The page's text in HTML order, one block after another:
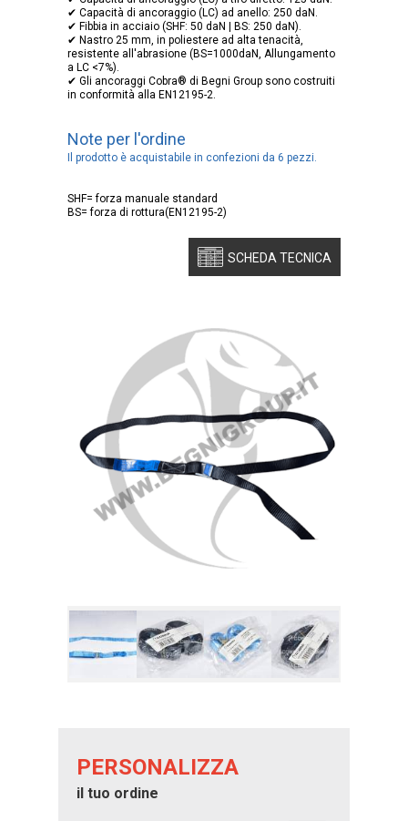
✔ Capacità di ancoraggio (LC) ad anello: 250 daN.
✔ Fibbia in acciaio (SHF: 50 daN | BS: 250 daN).
✔ Nastro 25 mm, in poliestere ad alta tenacità,
resistente all'abrasione (BS=1000daN, Allungamento
a LC <7%).
✔ Gli ancoraggi Cobra® di Begni Group sono costruiti
in conformità alla EN12195-2.
Note per l'ordine
Il prodotto è acquistabile in confezioni da 6 pezzi.
SHF= forza manuale standard
BS= forza di rottura(EN12195-2)
SCHEDA TECNICA
PERSONALIZZA
il tuo ordine